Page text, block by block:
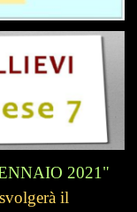
2021"
il